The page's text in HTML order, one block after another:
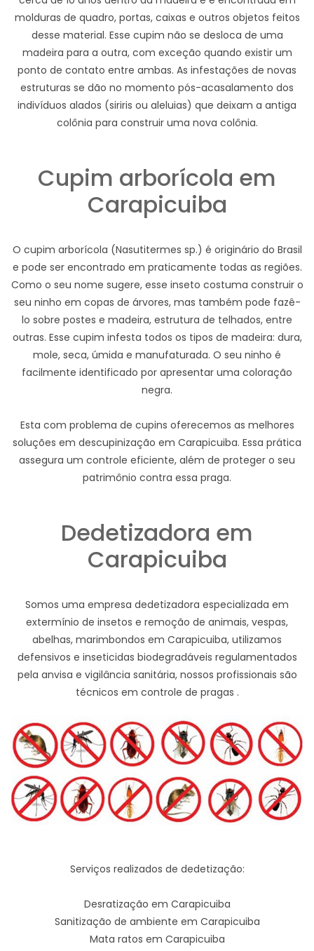
molduras de quadro, portas, caixas e outros objetos feitos
desse material. Esse cupim não se desloca de uma
madeira para a outra, com exceção quando existir um
ponto de contato entre ambas. As infestações de novas
estruturas se dão no momento pós-acasalamento dos
indivíduos alados (siriris ou aleluias) que deixam a antiga
colônia para construir uma nova colônia.
Cupim arborícola em
Carapicuiba
O cupim arborícola (Nasutitermes sp.) é originário do Brasil
e pode ser encontrado em praticamente todas as regiões.
Como o seu nome sugere, esse inseto costuma construir o
seu ninho em copas de árvores, mas também pode fazê-
lo sobre postes e madeira, estrutura de telhados, entre
outras. Esse cupim infesta todos os tipos de madeira: dura,
mole, seca, úmida e manufaturada. O seu ninho é
facilmente identificado por apresentar uma coloração
negra.
Esta com problema de cupins oferecemos as melhores
soluções em descupinização em Carapicuiba. Essa prática
assegura um controle eficiente, além de proteger o seu
patrimônio contra essa praga.
Dedetizadora em
Carapicuiba
Somos uma empresa dedetizadora especializada em
extermínio de insetos e remoção de animais, vespas,
abelhas, marimbondos em Carapicuiba, utilizamos
defensivos e inseticidas biodegradáveis regulamentados
pela anvisa e vigilância sanitária, nossos profissionais são
técnicos em controle de pragas .
Serviços realizados de dedetização:
Desratização em Carapicuiba
Sanitização de ambiente em Carapicuiba
Mata ratos em Carapicuiba